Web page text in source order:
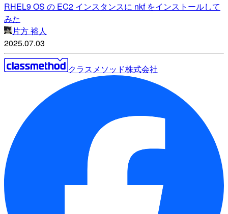
RHEL9 OS の EC2 インスタンスに nkf をインストールして
みた
片方 裕人
2025.07.03
クラスメソッド株式会社